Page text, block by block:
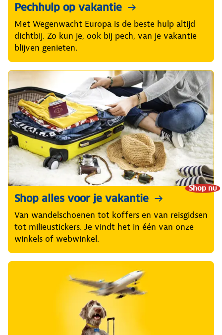
Pechhulp op vakantie
Met Wegenwacht Europa is de beste hulp altijd
dichtbij. Zo kun je, ook bij pech, van je vakantie
blijven genieten.
Shop nu
Shop alles voor je vakantie
Van wandelschoenen tot koffers en van reisgidsen
tot milieustickers. Je vindt het in één van onze
winkels of webwinkel.